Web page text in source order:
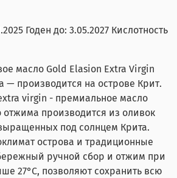
Годен до: 3.05.2027 Кислотность
масло Gold Elasion Extra Virgin
— производится на острове Крит.
virgin - премиальное масло
отжима производится из оливок
под солнцем Крита.
острова и традиционные
ручной сбор и отжим при
27°C, позволяют сохранить всю